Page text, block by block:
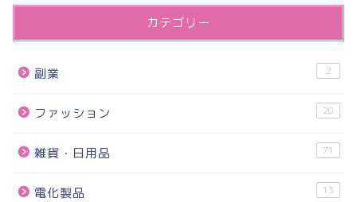
カテゴリー
副業 2
ファッション 20
雑貨・日用品 71
電化製品 13